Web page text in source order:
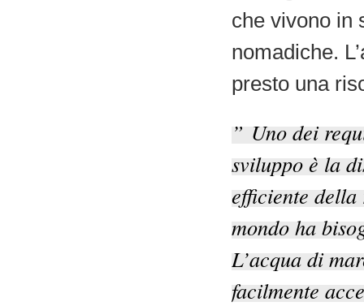
che vivono in
nomadiche.
presto una
” Uno dei
sviluppo è la
efficiente
mondo ha
L’acqua di
facilmente